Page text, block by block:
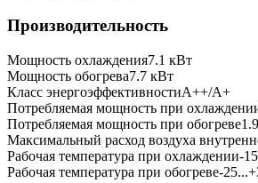
Производительность
Мощность охлаждения7.1 кВт
Мощность обогрева7.7 кВт
Класс энергоэффективностиA++/A+
Потребляемая мощность при
Потребляемая мощность при обогреве
Максимальный расход воздуха
Рабочая температура при охлаждении-
Рабочая температура при обогреве-